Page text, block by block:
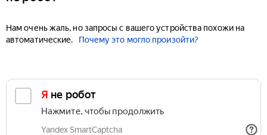
Нам очень жаль, но запросы с вашего устройства похожи на
автоматические.
Почему это могло произойти?
Я не робот
Нажмите, чтобы продолжить
Yandex SmartCaptcha